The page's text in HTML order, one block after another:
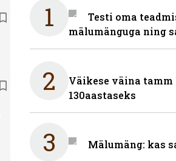
1
Testi oma
mälumänguga ning
2
Väikese väina tamm
130aastaseks
3 Mälumäng: kas